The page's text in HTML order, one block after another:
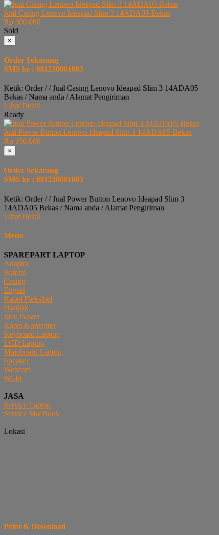
Jual Casing Lenovo Ideapad Slim 3 14ADA05 Bekas
Rp 300.000
Sold
×
Order Sekarang
SMS ke : 081230001003
Ketik: Order / / Jual Casing Lenovo Ideapad Slim 3 14ADA05
Bekas / Nama anda / Alamat Pengiriman
Lihat Detail
Ready
Jual Power Button Lenovo Ideapad Slim 3 14ADA05 Bekas
Rp 150.000
×
Order Sekarang
SMS ke : 081230001003
Ketik: Order / / Jual Power Button Lenovo Ideapad Slim 3
14ADA05 Bekas / Nama anda / Alamat Pengiriman
Lihat Detail
Menu
SPAREPART LAPTOP
Adaptor
Baterai
Casing
Engsel
Kabel Fleksibel
Hardisk
Jack Power
Kabel Konverter
Keyboard Laptop
LCD Laptop
Mainboard Laptop
Speaker
Webcam
Wi-Fi
JASA
Service Laptop
Service MacBook
Lokasi
Print & Download